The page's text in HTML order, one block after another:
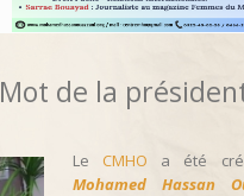
Mot de la
Le CMHO a été
Mohamed Hassan